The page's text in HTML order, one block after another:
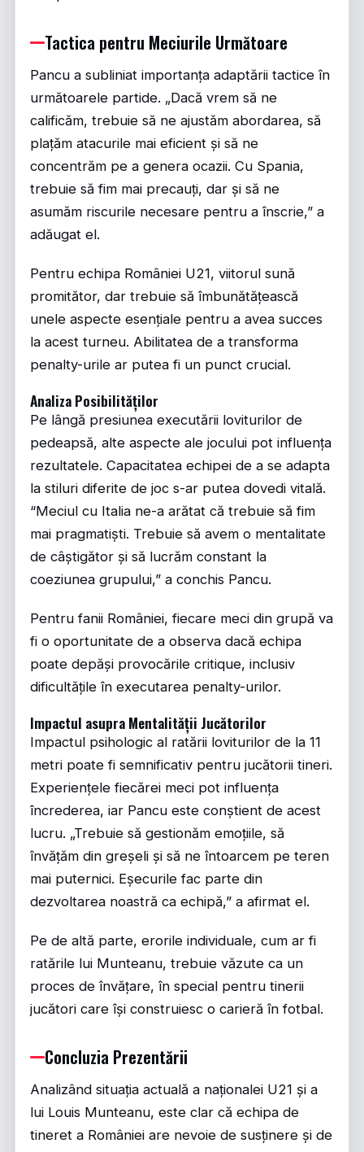
Tactica pentru Meciurile Următoare
Pancu a subliniat importanța adaptării tactice în
următoarele partide. „Dacă vrem să ne
calificăm, trebuie să ne ajustăm abordarea, să
plațăm atacurile mai eficient și să ne
concentrăm pe a genera ocazii. Cu Spania,
trebuie să fim mai precauți, dar și să ne
asumăm riscurile necesare pentru a înscrie,” a
adăugat el.
Pentru echipa României U21, viitorul sună
promitător, dar trebuie să îmbunătățească
unele aspecte esențiale pentru a avea succes
la acest turneu. Abilitatea de a transforma
penalty-urile ar putea fi un punct crucial.
Analiza Posibilităților
Pe lângă presiunea executării loviturilor de
pedeapsă, alte aspecte ale jocului pot influența
rezultatele. Capacitatea echipei de a se adapta
la stiluri diferite de joc s-ar putea dovedi vitală.
“Meciul cu Italia ne-a arătat că trebuie să fim
mai pragmatiști. Trebuie să avem o mentalitate
de câștigător și să lucrăm constant la
coeziunea grupului,” a conchis Pancu.
Pentru fanii României, fiecare meci din grupă va
fi o oportunitate de a observa dacă echipa
poate depăși provocările critique, inclusiv
dificultățile în executarea penalty-urilor.
Impactul asupra Mentalității Jucătorilor
Impactul psihologic al ratării loviturilor de la 11
metri poate fi semnificativ pentru jucătorii tineri.
Experiențele fiecărei meci pot influența
încrederea, iar Pancu este conștient de acest
lucru. „Trebuie să gestionăm emoțiile, să
învățăm din greșeli și să ne întoarcem pe teren
mai puternici. Eșecurile fac parte din
dezvoltarea noastră ca echipă,” a afirmat el.
Pe de altă parte, erorile individuale, cum ar fi
ratările lui Munteanu, trebuie văzute ca un
proces de învățare, în special pentru tinerii
jucători care își construiesc o carieră în fotbal.
Concluzia Prezentării
Analizând situația actuală a naționalei U21 și a
lui Louis Munteanu, este clar că echipa de
tineret a României are nevoie de susținere și de